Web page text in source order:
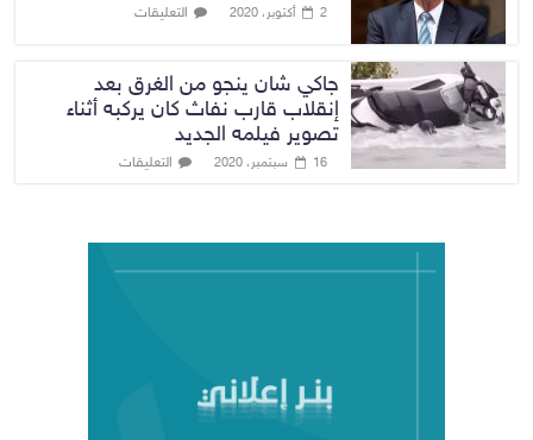
2 أكتوبر، 2020 التعليقات
جاكي شان ينجو من الغرق بعد
إنقلاب قارب نفاث كان يركبه أثناء
تصوير فيلمه الجديد
16 سبتمبر، 2020 التعليقات